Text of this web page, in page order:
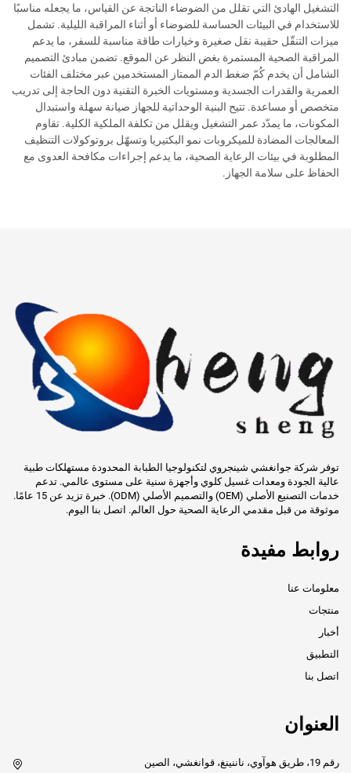
التشغيل الهادئ التي تقلل من الضوضاء الناتجة عن القياس، ما يجعله مناسبًا
للاستخدام في البيئات الحساسة للضوضاء أو أثناء المراقبة الليلية. تشمل
ميزات التنقّل حقيبة نقل صغيرة وخيارات طاقة مناسبة للسفر، ما يدعم
المراقبة الصحية المستمرة بغض النظر عن الموقع. تضمن مبادئ التصميم
الشامل أن يخدم كُمّ ضغط الدم الممتاز المستخدمين عبر مختلف الفئات
العمرية والقدرات الجسدية ومستويات الخبرة التقنية دون الحاجة إلى تدريب
متخصص أو مساعدة. تتيح البنية الوحداتية للجهاز صيانة سهلة واستبدال
المكونات، ما يمدّد عمر التشغيل ويقلل من تكلفة الملكية الكلية. تقاوم
المعالجات المضادة للميكروبات نمو البكتيريا وتسهّل بروتوكولات التنظيف
المطلوبة في بيئات الرعاية الصحية، ما يدعم إجراءات مكافحة العدوى مع
الحفاظ على سلامة الجهاز.
توفر شركة جوانغشي شينجروي لتكنولوجيا الطبابة المحدودة مستهلكات طبية
عالية الجودة ومعدات غسيل كلوي وأجهزة سنية على مستوى عالمي. تدعم
خدمات التصنيع الأصلي (OEM) والتصميم الأصلي (ODM). خبرة تزيد عن 15 عامًا.
موثوقة من قبل مقدمي الرعاية الصحية حول العالم. اتصل بنا اليوم.
روابط مفيدة
معلومات عنا
منتجات
أخبار
التطبيق
اتصل بنا
العنوان
رقم 19، طريق هوآوي، ناننينغ، قوانغشي، الصين